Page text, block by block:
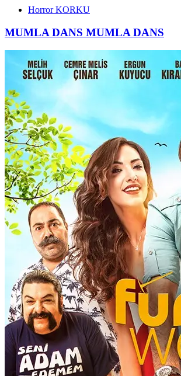
HorrorKORKU
MUMLA DANS MUMLA DANS